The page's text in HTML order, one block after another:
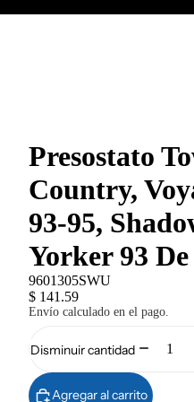
Presostato
Country,
93-95,
Yorker 93
9601305SWU
$ 141.59
Envío calculado en el pago.
Disminuir cantidad
Agregar al carrito